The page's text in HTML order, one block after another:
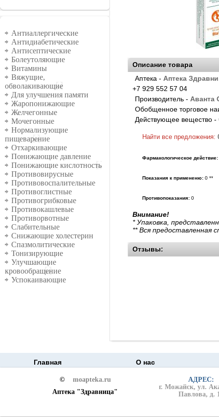
Группы
Антиаллергические
Антидиабетические
Антисептические
Болеутоляющие
Витамины
Вяжущие,
обволакивающие
Для улучшения памяти
Жаропонижающие
Желчегонные
Мочегонные
Нормализующие
пищеварение
Отхаркивающие
Понижающие давление
Понижающие кислотность
Противовирусные
Противовоспалительные
Противоглистные
Противогрибковые
Противокашлевые
Противорвотные
Слабительные
Снижающие холестерин
Спазмолитические
Тонизирующие
Улучшающие
кровообращение
Успокаивающие
Описание товара
Аптека - Аптека
+7 929 552 57 04
Производитель - Аванта
Обобщенное торговое
Действующее вещество -
Найти все предложения:
Фармакологическое действие:
Показания к примененю: 0 **
Противопоказания: 0
Внимание!
* Упаковка,
** Вся предоставленная
Отзывы:
Главная О нас
©
moapteka.ru
Аптека "Здравница"
АДРЕС:
г. Можайск, ул.
Павлова, д.